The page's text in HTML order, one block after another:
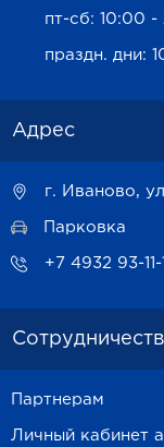
пт-сб: 10:00 -
праздн. дни:
Адрес
г. Иваново,
Парковка
+7 4932 93-11-
Партнерам
Личный кабинет